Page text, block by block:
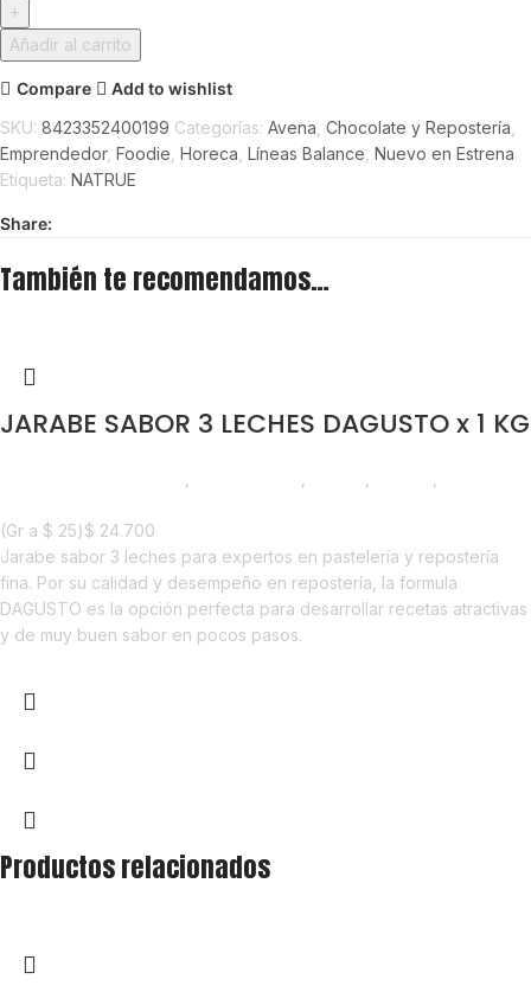
Añadir al carrito
Compare
Add to wishlist
SKU: 8423352400199 Categorías: Avena Chocolate y Repostería
Emprendedor, Foodie Horeca Líneas Balance Nuevo en Estrena
Etiqueta: NATRUE
Share:
También te recomendamos…
JARABE SABOR 3 LECHES DAGUSTO x 1 KG
(Gr a $ 25)$ 24.700
Jarabe sabor 3 leches para expertos en pastelería y repostería
fina. Por su calidad y desempeño en repostería, la formula
DAGUSTO es la opción perfecta para desarrollar recetas atractivas
y de muy buen sabor en pocos pasos.
Productos relacionados